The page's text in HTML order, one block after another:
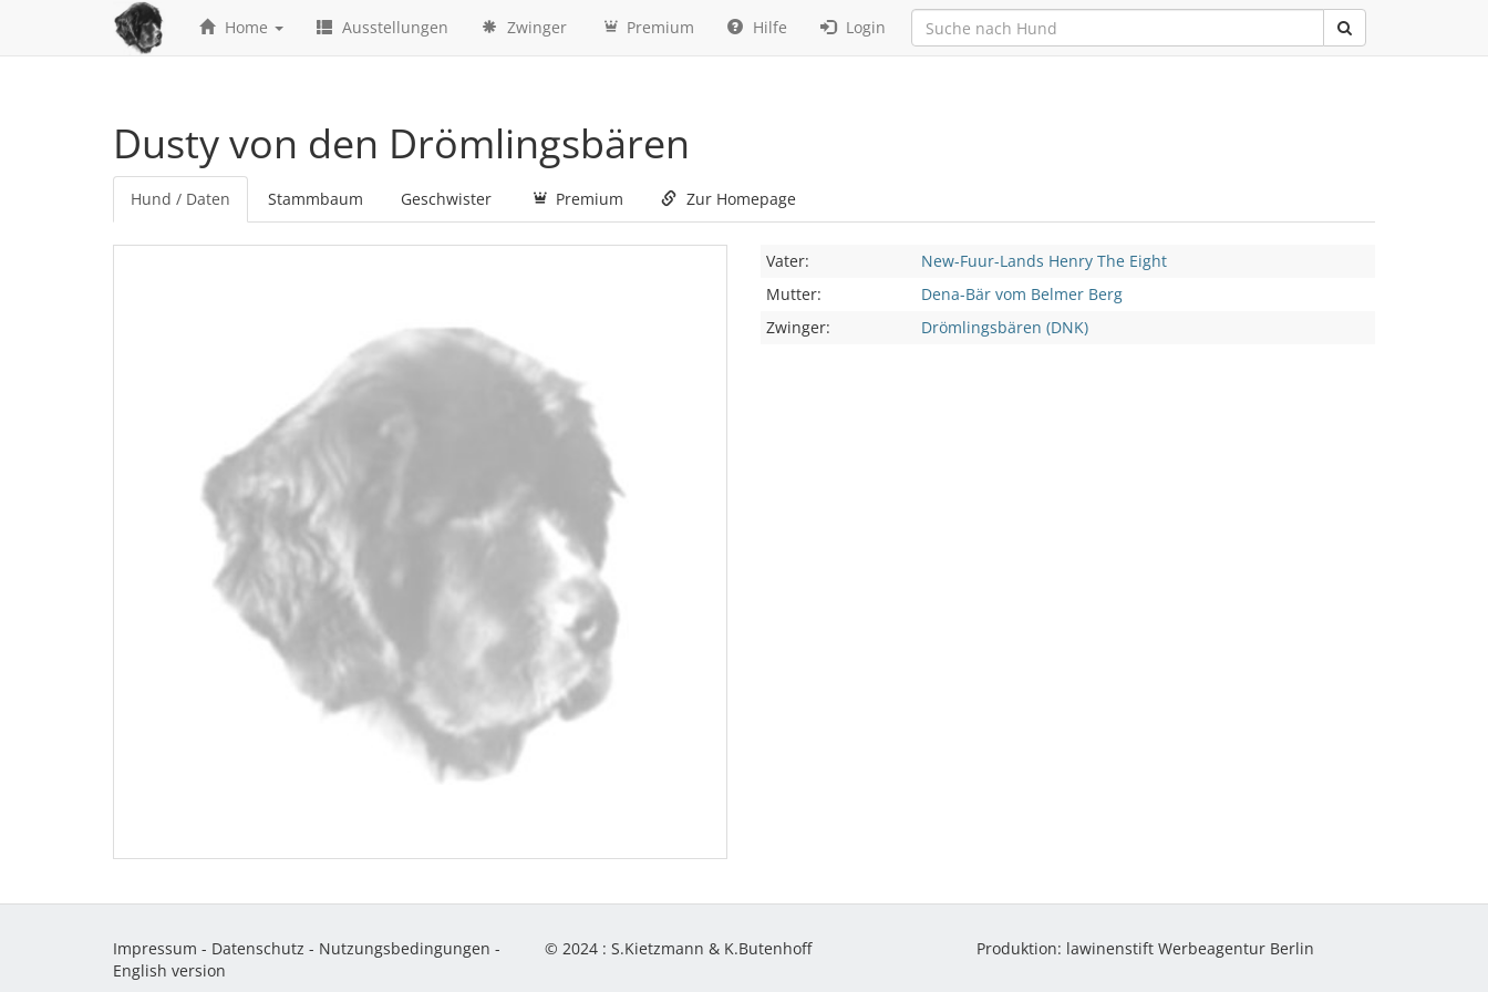
Home Ausstellungen Zwinger Premium Hilfe Login
Dusty von den Drömlingsbären
Hund / Daten Stammbaum Geschwister Premium Zur Homepage
Vater:
New-Fuur-Lands Henry The Eight
Mutter:
Dena-Bär vom Belmer Berg
Zwinger:
Drömlingsbären (DNK)
Impressum - Datenschutz - Nutzungsbedingungen -
English version
© 2024 : S.Kietzmann & K.Butenhoff Produktion: lawinenstift Werbeagentur Berlin